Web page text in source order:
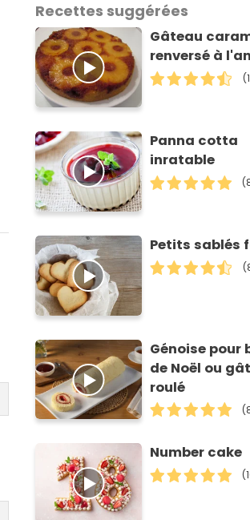
Recettes suggérées
Gâteau
renversé à
Panna cotta
inratable
Petits sablés
Génoise pour
de Noël ou
roulé
Number cake